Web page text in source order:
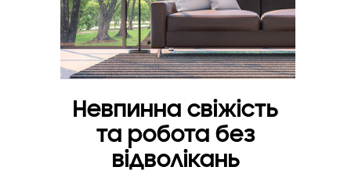
Невпинна свіжість
та робота без
відволікань